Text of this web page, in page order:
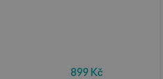
899 Kč